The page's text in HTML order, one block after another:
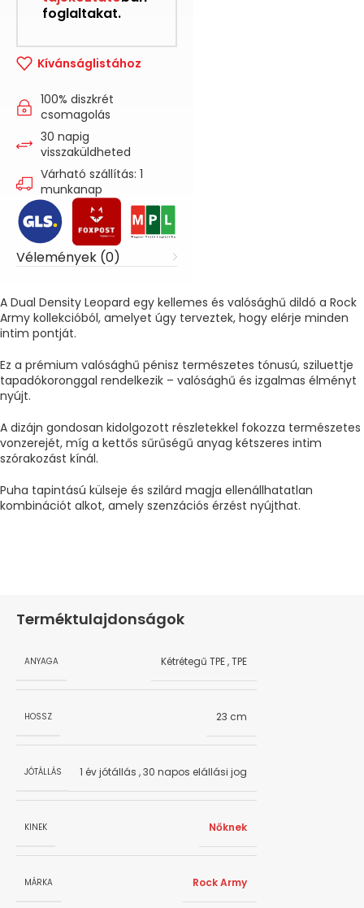
foglaltakat.
Kívánságlistához
100% diszkrét
csomagolás
30 napig
visszaküldheted
Várható szállítás: 1
munkanap
Vélemények (0)
A Dual Density Leopard egy kellemes és valósághű dildó a Rock
Army kollekcióból, amelyet úgy terveztek, hogy elérje minden
intim pontját.
Ez a prémium valósághű pénisz természetes tónusú, sziluettje
tapadókoronggal rendelkezik – valósághű és izgalmas élményt
nyújt.
A dizájn gondosan kidolgozott részletekkel fokozza természetes
vonzerejét, míg a kettős sűrűségű anyag kétszeres intim
szórakozást kínál.
Puha tapintású külseje és szilárd magja ellenállhatatlan
kombinációt alkot, amely szenzációs érzést nyújthat.
Terméktulajdonságok
ANYAGA Kétrétegű TPE,TPE
HOSSZ 23 cm
JÓTÁLLÁS 1 év jótállás ,30 napos elállási jog
KINEK Nőknek
MÁRKA Rock Army